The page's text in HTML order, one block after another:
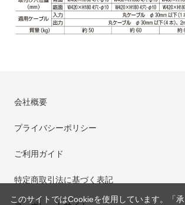
会社概要
プライバシーポリシー
ご利用ガイド
特定商取引法に基づく表記
このサイトではCookieを使用しています。「承